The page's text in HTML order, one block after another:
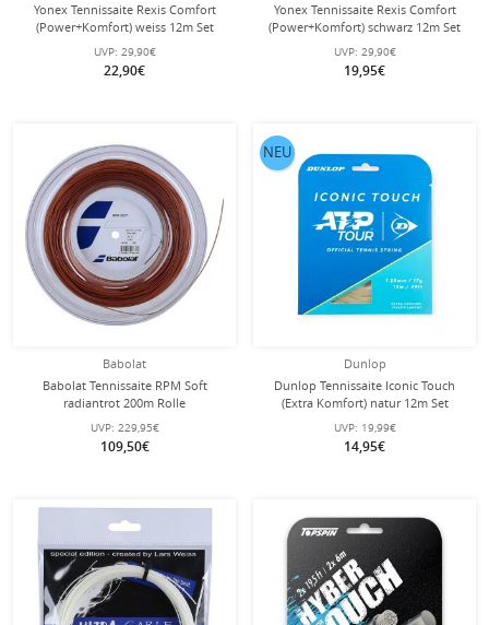
Yonex Tennissaite Rexis Comfort
(Power+Komfort) weiss 12m Set
UVP: 29,90€
22,90€
Yonex Tennissaite Rexis Comfort
(Power+Komfort) schwarz 12m Set
UVP: 29,90€
19,95€
Babolat
Babolat Tennissaite RPM Soft
radiantrot 200m Rolle
UVP: 229,95€
109,50€
Dunlop
Dunlop Tennissaite Iconic Touch
(Extra Komfort) natur 12m Set
UVP: 19,99€
14,95€
NEU